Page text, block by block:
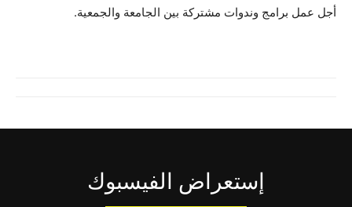
أجل عمل برامج وندوات مشتركة بين الجامعة والجمعية.
إستعراض الفيسبوك